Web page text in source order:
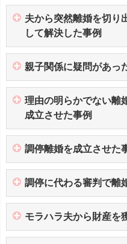
夫から突然離婚を切り
して解決した事例
親子関係に疑問があっ
理由の明らかでない離
成立させた事例
調停離婚を成立させた
調停に代わる審判で離
モラハラ夫から財産を